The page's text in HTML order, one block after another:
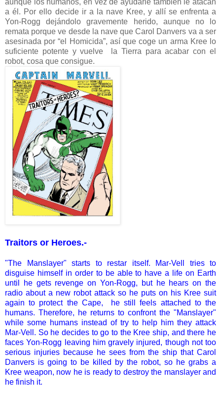
a él. Por ello decide ir a la nave Kree, y allí se enfrenta a
Yon-Rogg dejándolo gravemente herido, aunque no lo
remata porque ve desde la nave que Carol Danvers va a ser
asesinada por “el Homicida”, así que coge un arma Kree lo
suficiente potente y vuelve la Tierra para acabar con el
robot, cosa que consigue.
Traitors or Heroes.-
"The Manslayer" starts to restar itself. Mar-Vell tries to
disguise himself in order to be able to have a life on Earth
until he gets revenge on Yon-Rogg, but he hears on the
radio about a new robot attack so he puts on his Kree suit
again to protect the Cape, he still feels attached to the
humans. Therefore, he returns to confront the "Manslayer"
while some humans instead of try to help him they attack
Mar-Vell. So he decides to go to the Kree ship, and there he
faces Yon-Rogg leaving him gravely injured, though not too
serious injuries because he sees from the ship that Carol
Danvers is going to be killed by the robot, so he grabs a
Kree weapon, now he is ready to destroy the manslayer and
he finish it.